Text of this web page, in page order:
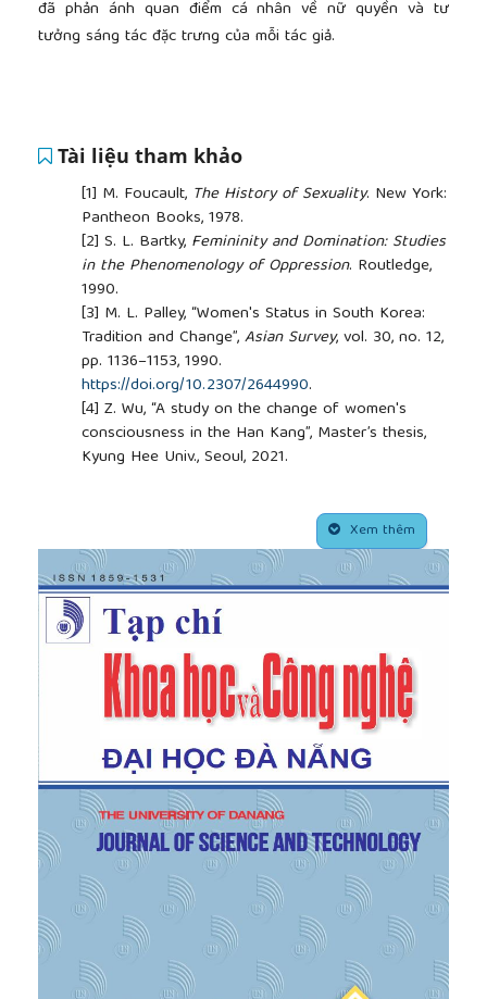
đã phản ánh quan điểm cá nhân về nữ quyền và tư
tưởng sáng tác đặc trưng của mỗi tác giả.
Tài liệu tham khảo
[1] M. Foucault, The History of Sexuality. New York:
Pantheon Books, 1978.
[2] S. L. Bartky, Femininity and Domination: Studies
in the Phenomenology of Oppression. Routledge,
1990.
[3] M. L. Palley, “Women's Status in South Korea:
Tradition and Change”,Asian Survey, vol. 30, no. 12,
pp. 1136–1153, 1990.
https://doi.org/10.2307/2644990.
[4] Z. Wu, “A study on the change of women's
consciousness in the Han Kang”, Master’s thesis,
Kyung Hee Univ., Seoul, 2021.
T. N. Them, “The role of national nature in the
Korean development (in the comparison with
situation in Vietnam)”,
Human Studies, vol. 6, no. 15,
pp. 53–60, 2004.
[8] N. N. Tu, Endless fields
2006.
N. N. Tu,The ashes glowed brightly. Tre
Publishing House, 2008.
Xem thêm